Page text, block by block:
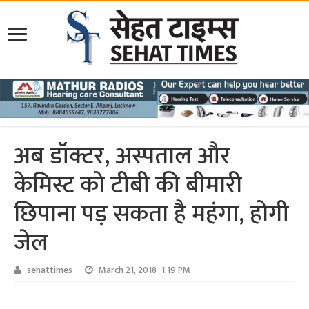
अब डॉक्टर, अस्पताल और
केमिस्ट को टीबी की बीमारी
छिपाना पड़ सकता है महंगा, होगी
जेल
sehattimes March 21, 2018- 1:19 PM